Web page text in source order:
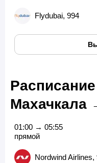
Flydubai, 994
Махачкала
01:00 → 05:55
прямой
Nordwind Airlines,